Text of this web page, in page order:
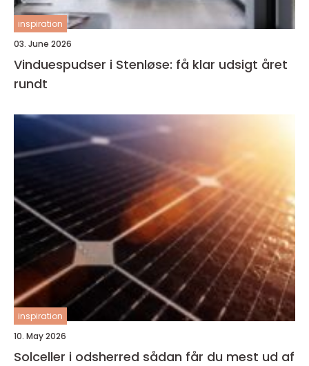
inspiration
03. June 2026
Vinduespudser i Stenløse: få klar udsigt året
rundt
inspiration
10. May 2026
Solceller i odsherred sådan får du mest ud af